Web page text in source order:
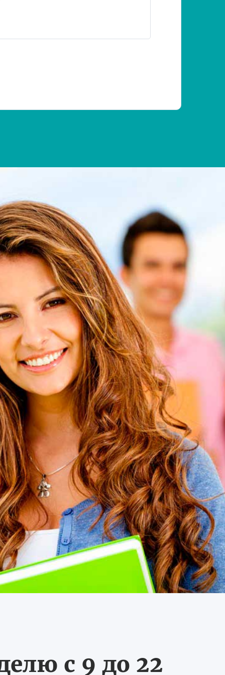
с 9 до 22